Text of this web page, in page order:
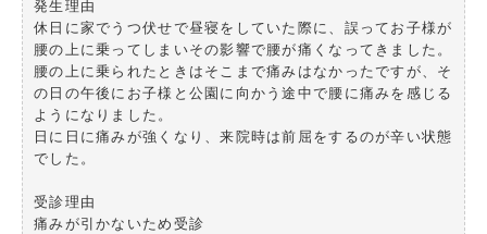
発生理由
休日に家でうつ伏せで昼寝をしていた際に、誤ってお子様が
腰の上に乗ってしまいその影響で腰が痛くなってきました。
腰の上に乗られたときはそこまで痛みはなかったですが、そ
の日の午後にお子様と公園に向かう途中で腰に痛みを感じる
ようになりました。
日に日に痛みが強くなり、来院時は前屈をするのが辛い状態
でした。
受診理由
痛みが引かないため受診